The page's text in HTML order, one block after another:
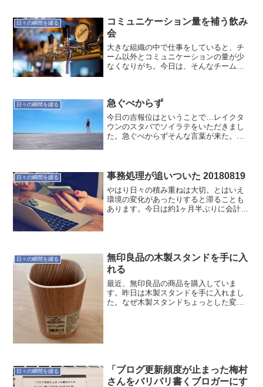
当然の結果ですね。それでも少しずつ
シ...
日々の瞬間を綴る
コミュニケーション量を補う飲み
会
大きな組織の中で仕事をしていると、チ
ーム以外とコミュニケーションの量が少
なくなりがち。今日は、そんなチーム間
日々の瞬間を綴る 急ぐべからず
今日の吉報位はということで…レイクタ
ウンのスタバでソイラテをいただきまし
た。急ぐべからずそんな言葉が来た。い
グやセンスなどね様々な要...
日々の瞬間を綴る 事務処理が追いついた 20180819
やはり日々の積み重ねは大切。とはいえ
環境の変化があったりすると滞ることも
あります。今日は約1ヶ月半ぶりに会計業
日々の瞬間を綴る
無印良品の木製スタンドを手に入
れる
最近、無印良品の商品を購入していま
す。昨日は木製スタンドを手に入れまし
た。なぜ木製スタンドちょっとした変化
日々の瞬間を綴る
「ブログ更新頻度が止まった梅村
さんをバリバリ書くブロガーにす